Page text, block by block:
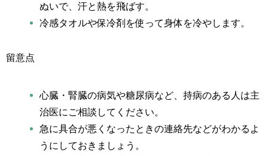
ぬいで、汗と熱を飛ばす。
冷感タオルや保冷剤を使って身体を冷やします。
留意点
心臓・腎臓の病気や糖尿病など、持病のある人は主
治医にご相談してください。
急に具合が悪くなったときの連絡先などがわかるよ
うにしておきましょう。